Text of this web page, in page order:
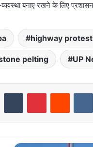
बनाए रखने के लिए
highway protest
pelting UP